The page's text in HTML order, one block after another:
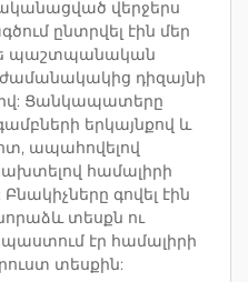
վերջերս
ընտրվել էին մեր
պաշտպանական
դիզայնի
Ցանկապատերը
երկայնքով և
ապահովելով
համալիրի
գովել էին
տեսքն ու
էր համալիրի
տեսքին: